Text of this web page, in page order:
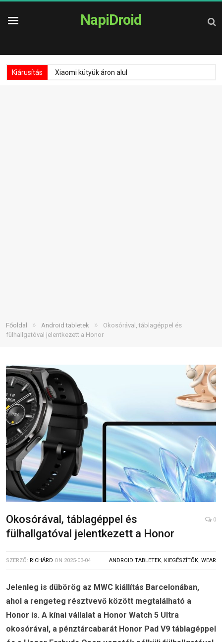
NapiDroid
Kiárusítás Xiaomi kütyük áron alul
Főoldal » Android tabletek »
Okosórával, táblagéppel és
fülhallgatóval jelentkezett a Honor
Okosórával, táblagéppel és
fülhallgatóval jelentkezett a Honor
0
SZERZŐ: RICHÁRD ON 2025-03-04 ANDROID TABLETEK, KIEGÉSZÍTŐK, WEAR
Jelenleg is dübörög az MWC kiállítás Barcelonában,
ahol a rengeteg résztvevő között megtalálható a
Honor is. A kínai vállalat a Honor Watch 5 Ultra
okosórával, a pénztárcabarát Honor Pad V9 táblagéppel